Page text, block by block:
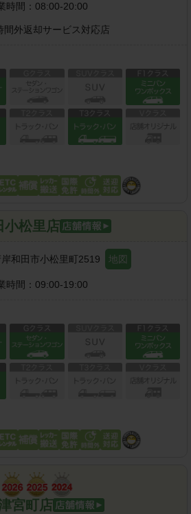
時間： 08:00-20:00
間外返却サービス対応店
小松里店
和田市小松里町2519 地図
時間： 09:00-19:00
宮町店